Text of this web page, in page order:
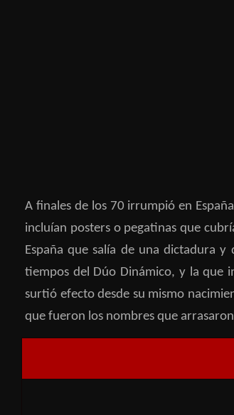
A finales de los 70 irrumpió en
incluían posters o pegatinas que
España que salía de una dictadura
tiempos del Dúo Dinámico, y la que
surtió efecto desde su mismo
que fueron los nombres que